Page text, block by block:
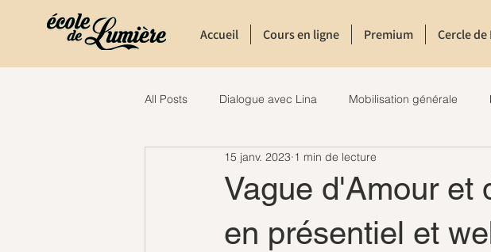
Accueil Cours en ligne Premium Cercle
All Posts Dialogue avec Lina Mobilisation générale
Vague d'Amour et
en présentiel et
15 janv. 2023 1 min de lecture